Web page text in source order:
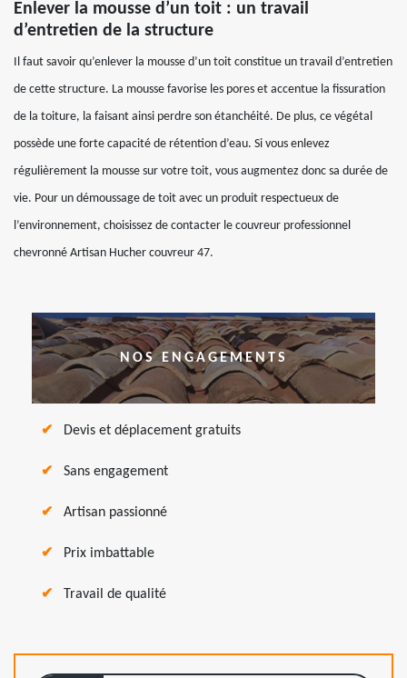
Enlever la mousse d’un toit : un travail
d’entretien de la structure
Il faut savoir qu’enlever la mousse d’un toit constitue un travail d’entretien
de cette structure. La mousse favorise les pores et accentue la fissuration
de la toiture, la faisant ainsi perdre son étanchéité. De plus, ce végétal
possède une forte capacité de rétention d’eau. Si vous enlevez
régulièrement la mousse sur votre toit, vous augmentez donc sa durée de
vie. Pour un démoussage de toit avec un produit respectueux de
l’environnement, choisissez de contacter le couvreur professionnel
chevronné Artisan Hucher couvreur 47.
NOS ENGAGEMENTS
Devis et déplacement gratuits
Sans engagement
Artisan passionné
Prix imbattable
Travail de qualité